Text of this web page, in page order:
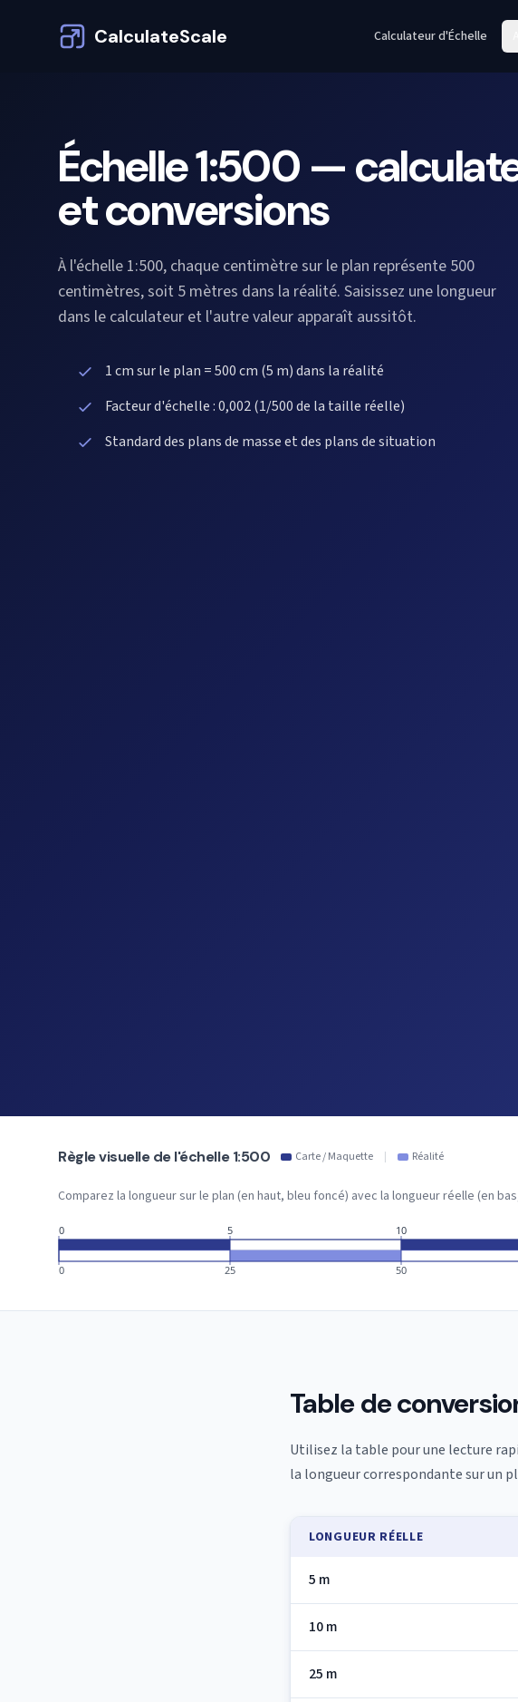
CalculateScale Calculateur d'Échelle
Échelle 1:500 —
et conversions
À l'échelle 1:500, chaque centimètre sur le plan représente 500
centimètres, soit 5 mètres dans la réalité. Saisissez une longueur
dans le calculateur et l'autre valeur apparaît aussitôt.
1 cm sur le plan = 500 cm (5 m) dans la réalité
Facteur d'échelle : 0,002 (1/500 de la taille réelle)
Standard des plans de masse et des plans de situation
Règle visuelle de l'échelle 1:500 Carte / Maquette | Réalité
Comparez la longueur sur le plan (en haut, bleu foncé) avec la longueur réelle (en
0
0
5
25
10
50
Table de
Utilisez la table pour une lecture
la longueur correspondante sur un
LONGUEUR RÉELLE
5 m
10 m
25 m